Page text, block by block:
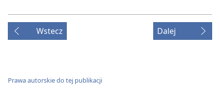
Wstecz Dalej
Prawa autorskie do tej publikacji